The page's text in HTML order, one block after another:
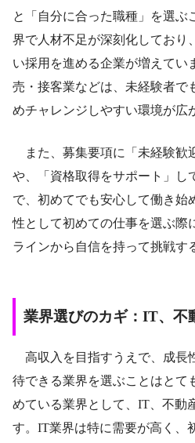
と「自分に合った職種」を選ぶ
界で人材不足が深刻化しており
い採用を進める企業が増えてい
売・接客業などは、未経験者で
めチャレンジしやすい環境が広
また、募集要項に「未経験歓
や、「資格取得をサポート」し
で、初めてでも安心して働き始
性として初めての仕事を選ぶ際
ラインから自信を持って挑戦す
業界選びのカギ：IT、不
高収入を目指すうえで、成長
待できる業界を選ぶことはとて
めている業界として、IT、不動
す。IT業界は特に需要が高く、